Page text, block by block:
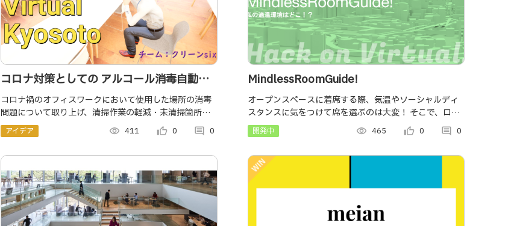
コロナ対策としての アルコール消毒自動化
システム
コロナ禍のオフィスワークにおいて使用した場所の消毒
問題について取り上げ、清掃作業の軽減・未清掃箇所の
可視化に焦点を当ててチームでHackし対策案をUnrealの
世界に落とし込んだ
アイデア visibility 411 thumb_up_alt 0 comment 0
MindlessRoomGuide!
オープンスペースに着席する際、気温やソーシャルディ
スタンスに気をつけて席を選ぶのは大変！ そこで、ロボ
ット(WHILL)を使った着席位置誘導システムをバーチャ
ル開発しました！
開発中 visibility 465 thumb_up_alt 0 comment 0